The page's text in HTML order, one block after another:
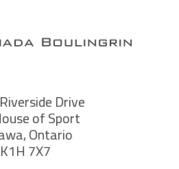
Drive
of Sport
Ontario
K1H 7X7